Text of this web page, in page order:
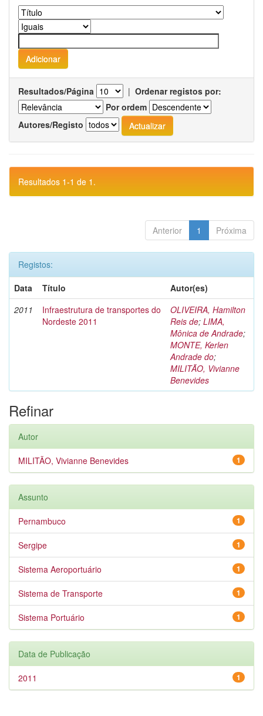
Resultados/Página | Ordenar registos por:
Por ordem
Autores/Registo
Resultados 1-1 de 1.
Anterior 1 Próxima
Registos:
Data
Título
Autor(es)
2011
Infraestrutura de transportes do
Nordeste 2011
OLIVEIRA, Hamilton
Reis de; LIMA,
Mônica de Andrade;
MONTE, Kerlen
Andrade do;
MILITÃO, Vivianne
Benevides
Refinar
Autor
1
MILITÃO, Vivianne Benevides
Assunto
1
Pernambuco
1
Sergipe
1
Sistema Aeroportuário
1
Sistema de Transporte
1
Sistema Portuário
Data de Publicação
1
2011